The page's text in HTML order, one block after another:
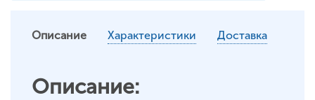
Описание Характеристики Доставка
Описание: